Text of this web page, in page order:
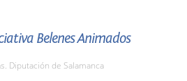
Belenes Animados
Diputación de Salamanca